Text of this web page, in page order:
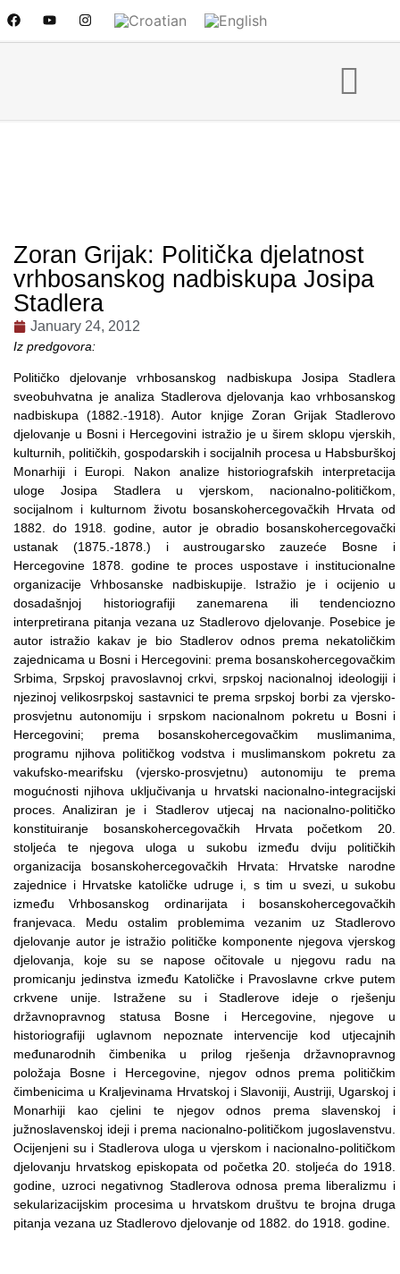
Zoran Grijak: Politička djelatnost
vrhbosanskog nadbiskupa Josipa
Stadlera
January 24, 2012
Iz predgovora:
Političko djelovanje vrhbosanskog nadbiskupa Josipa Stadlera
sveobuhvatna je analiza Stadlerova djelovanja kao vrhbosanskog
nadbiskupa (1882.-1918). Autor knjige Zoran Grijak Stadlerovo
djelovanje u Bosni i Hercegovini istražio je u širem sklopu vjerskih,
kulturnih, političkih, gospodarskih i socijalnih procesa u Habsburškoj
Monarhiji i Europi. Nakon analize historiografskih interpretacija
uloge Josipa Stadlera u vjerskom, nacionalno-političkom,
socijalnom i kulturnom životu bosanskohercegovačkih Hrvata od
1882. do 1918. godine, autor je obradio bosanskohercegovački
ustanak (1875.-1878.) i austrougarsko zauzeće Bosne i
Hercegovine 1878. godine te proces uspostave i institucionalne
organizacije Vrhbosanske nadbiskupije. Istražio je i ocijenio u
dosadašnjoj historiografiji zanemarena ili tendenciozno
interpretirana pitanja vezana uz Stadlerovo djelovanje. Posebice je
autor istražio kakav je bio Stadlerov odnos prema nekatoličkim
zajednicama u Bosni i Hercegovini: prema bosanskohercegovačkim
Srbima, Srpskoj pravoslavnoj crkvi, srpskoj nacionalnoj ideologiji i
njezinoj velikosrpskoj sastavnici te prema srpskoj borbi za vjersko-
prosvjetnu autonomiju i srpskom nacionalnom pokretu u Bosni i
Hercegovini; prema bosanskohercegovačkim muslimanima,
programu njihova političkog vodstva i muslimanskom pokretu za
vakufsko-mearifsku (vjersko-prosvjetnu) autonomiju te prema
mogućnosti njihova uključivanja u hrvatski nacionalno-integracijski
proces. Analiziran je i Stadlerov utjecaj na nacionalno-političko
konstituiranje bosanskohercegovačkih Hrvata početkom 20.
stoljeća te njegova uloga u sukobu između dviju političkih
organizacija bosanskohercegovačkih Hrvata: Hrvatske narodne
zajednice i Hrvatske katoličke udruge i, s tim u svezi, u sukobu
između Vrhbosanskog ordinarijata i bosanskohercegovačkih
franjevaca. Medu ostalim problemima vezanim uz Stadlerovo
djelovanje autor je istražio političke komponente njegova vjerskog
djelovanja, koje su se napose očitovale u njegovu radu na
promicanju jedinstva između Katoličke i Pravoslavne crkve putem
crkvene unije. Istražene su i Stadlerove ideje o rješenju
državnopravnog statusa Bosne i Hercegovine, njegove u
historiografiji uglavnom nepoznate intervencije kod utjecajnih
međunarodnih čimbenika u prilog rješenja državnopravnog
položaja Bosne i Hercegovine, njegov odnos prema političkim
čimbenicima u Kraljevinama Hrvatskoj i Slavoniji, Austriji, Ugarskoj i
Monarhiji kao cjelini te njegov odnos prema slavenskoj i
južnoslavenskoj ideji i prema nacionalno-političkom jugoslavenstvu.
Ocijenjeni su i Stadlerova uloga u vjerskom i nacionalno-političkom
djelovanju hrvatskog episkopata od početka 20. stoljeća do 1918.
godine, uzroci negativnog Stadlerova odnosa prema liberalizmu i
sekularizacijskim procesima u hrvatskom društvu te brojna druga
pitanja vezana uz Stadlerovo djelovanje od 1882. do 1918. godine.